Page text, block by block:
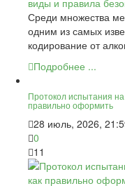
Среди множества
одним из самых
кодирование от
Подробнее ...
Протокол испытания
правильно оформить
28 июль, 2026,
0
11